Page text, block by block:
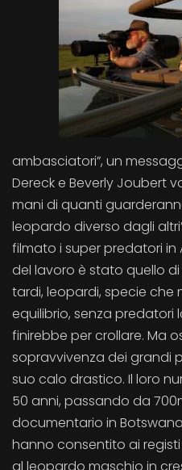
ambasciatori”, un
Dereck e Beverly Joubert
mani di quanti
leopardo diverso dagli
filmato i super predatori
del lavoro è stato quello
tardi, leopardi, specie
equilibrio, senza predatori
finirebbe per crollare. Ma
sopravvivenza dei grandi
suo calo drastico. Il loro
50 anni, passando da
documentario in
hanno consentito ai